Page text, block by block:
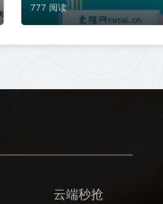
777 阅读
云端秒抢